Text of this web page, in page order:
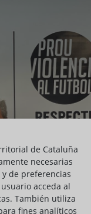
de Cataluña
necesarias
de preferencias
acceda al
También utiliza
fines analíticos